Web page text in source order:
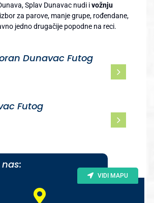
Splav Dunavac nudi ivožnju
za parove, manje grupe, rođendane,
jedno drugačije popodne na reci.
Dunavac Futog
Futog
VIDI MAPU